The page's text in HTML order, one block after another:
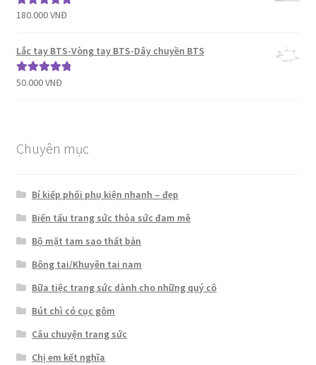
Được xếp
sao
180.000VNĐ
Lắc tay BTS-Vòng tay BTS-Dây chuyền BTS
Được xếp
50.000VNĐ
Chuyên mục
Bí kiếp phối phụ kiện nhanh – đẹp
Biến tấu trang sức thỏa sức đam mê
Bộ mặt tam sao thất bản
Bông tai/Khuyên tai nam
Bữa tiệc trang sức dành cho những quý cô
Bút chì có cục gôm
Câu chuyện trang sức
Chị em kết nghĩa